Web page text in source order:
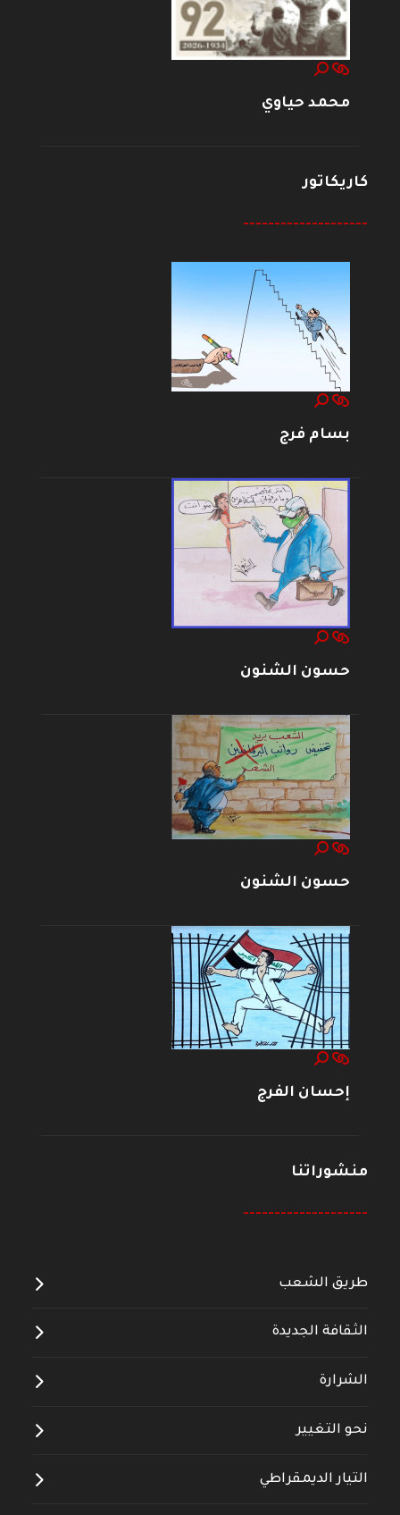
محمد حياوي
كاريكاتور
--------------------
بسام فرج
حسون الشنون
حسون الشنون
إحسان الفرج
منشوراتنا
--------------------
طريق الشعب
الثقافة الجديدة
الشرارة
نحو التغيير
التيار الديمقراطي